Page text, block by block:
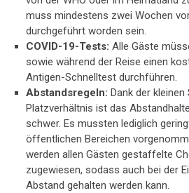
muss mindestens zwei Wochen
durchgeführt worden sein.
COVID-19-Tests: Alle Gäste
sowie während der Reise einen
Antigen-Schnelltest durchführen.
Abstandsregeln: Dank der
Platzverhältnis ist das
schwer. Es mussten lediglich
öffentlichen Bereichen
werden allen Gästen gestaffelte
zugewiesen, sodass auch bei der
Abstand gehalten werden kann.